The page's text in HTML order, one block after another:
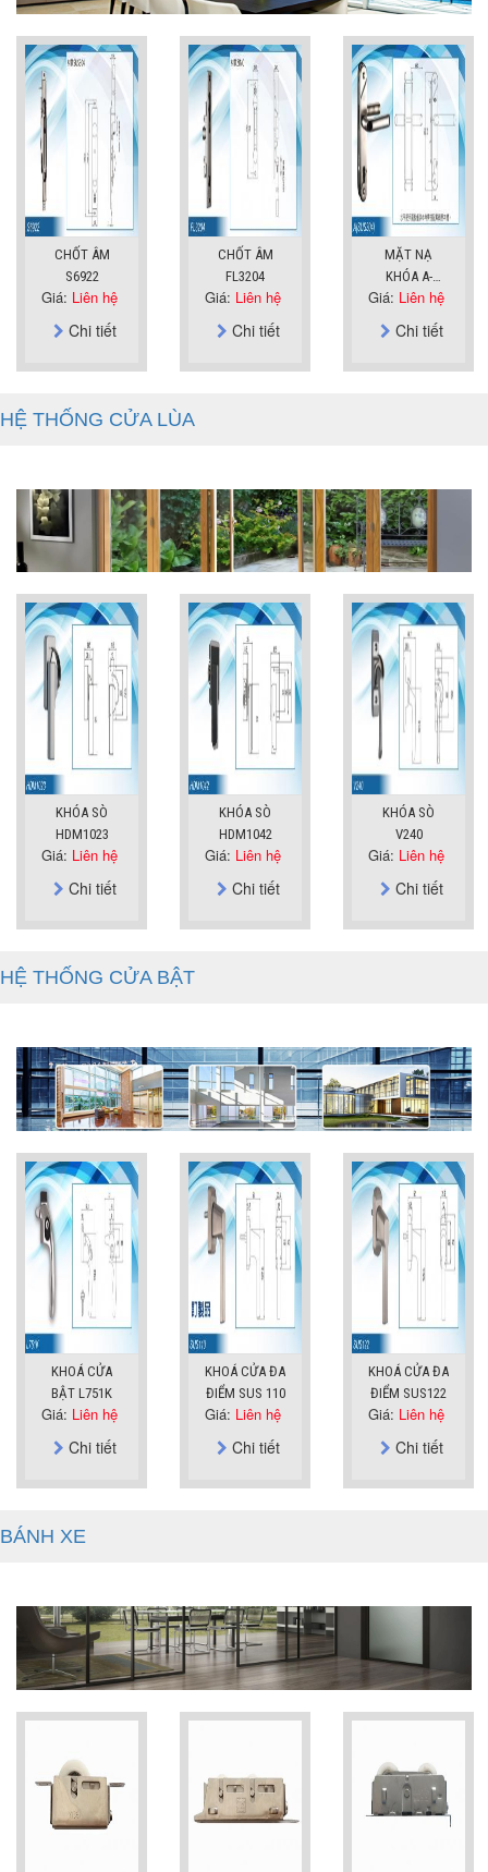
CHỐT ÂM
S6922
Giá: Liên hệ
Chi tiết
CHỐT ÂM
FL3204
Giá: Liên hệ
Chi tiết
MẶT NẠ
KHÓA A-
SUS304
Giá: Liên hệ
Chi tiết
HỆ THỐNG CỬA LÙA
KHÓA SÒ
HDM1023
Giá: Liên hệ
Chi tiết
KHÓA SÒ
HDM1042
Giá: Liên hệ
Chi tiết
KHÓA SÒ
V240
Giá: Liên hệ
Chi tiết
HỆ THỐNG CỬA BẬT
KHOÁ CỬA
BẬT L751K
Giá: Liên hệ
Chi tiết
KHOÁ CỬA ĐA
ĐIỂM SUS 110
Giá: Liên hệ
Chi tiết
KHOÁ CỬA ĐA
ĐIỂM SUS122
Giá: Liên hệ
Chi tiết
BÁNH XE